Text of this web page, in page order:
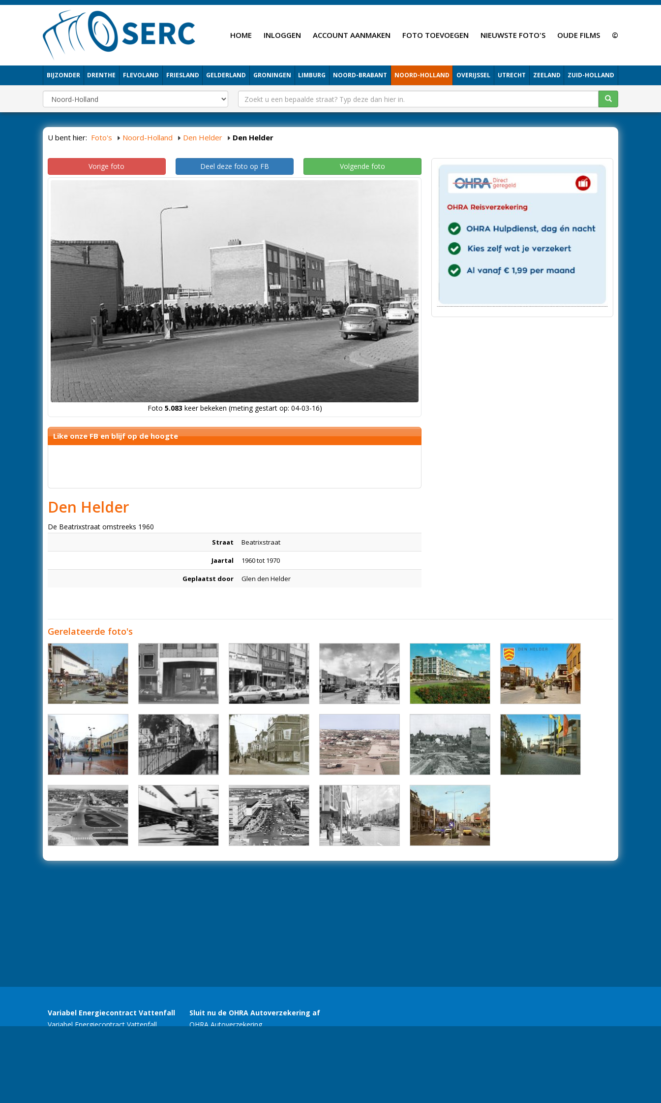
HOME INLOGGEN ACCOUNT AANMAKEN FOTO TOEVOEGEN NIEUWSTE FOTO'S OUDE FILMS ©
BIJZONDER DRENTHE FLEVOLAND FRIESLAND GELDERLAND GRONINGEN LIMBURG NOORD-BRABANT NOORD-HOLLAND OVERIJSSEL UTRECHT ZEELAND ZUID-HOLLAND
U bent hier: Foto's Noord-Holland Den Helder Den Helder
Vorige foto Deel deze foto op FB Volgende foto
Foto 5.083 keer bekeken (meting gestart op: 04-03-16)
Like onze FB en blijf op de hoogte
Den Helder
De Beatrixstraat omstreeks 1960
Straat Beatrixstraat
Jaartal 1960 tot 1970
Geplaatst door Glen den Helder
Gerelateerde foto's